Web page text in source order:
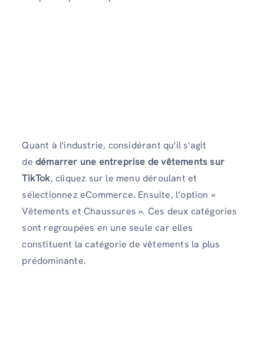
Quant à l'industrie, considérant qu'il s'agit
de démarrer une entreprise de vêtements sur
TikTok, cliquez sur le menu déroulant et
sélectionnez eCommerce. Ensuite, l’option «
Vêtements et Chaussures ». Ces deux catégories
sont regroupées en une seule car elles
constituent la catégorie de vêtements la plus
prédominante.